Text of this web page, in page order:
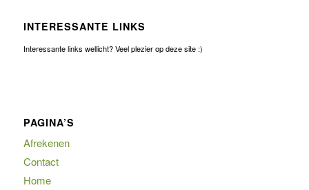
INTERESSANTE LINKS
Interessante links wellicht? Veel plezier op deze site :)
PAGINA’S
Afrekenen
Contact
Home